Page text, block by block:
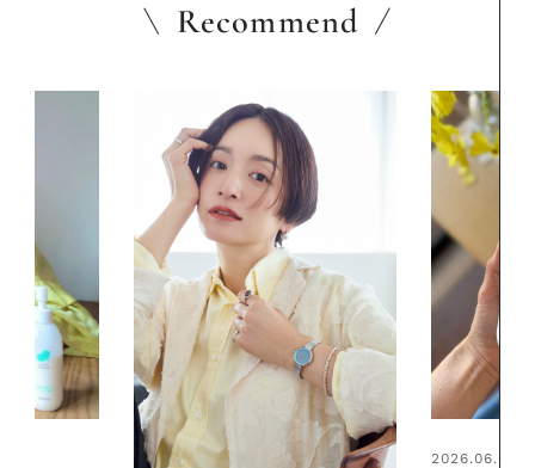
Recommend
2026.06.01 2026.06.01